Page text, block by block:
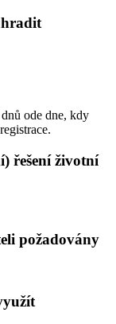
ode dne, kdy
řešení životní
požadovány